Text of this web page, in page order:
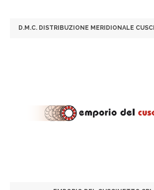
D.M.C. DISTRIBUZIONE MERIDIONALE